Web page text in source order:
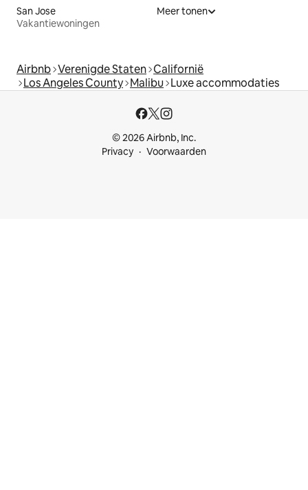
San Jose
Vakantiewoningen
Meer tonen
Airbnb Verenigde Staten Californië
Los Angeles County Malibu Luxe accommodaties
© 2026 Airbnb, Inc.
Privacy
Voorwaarden